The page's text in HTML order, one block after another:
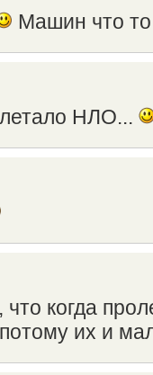
Машин что
НЛО...
что когда
их и